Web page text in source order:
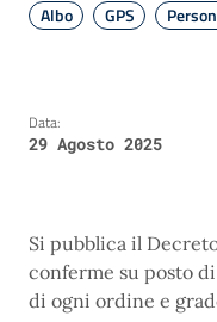
Albo
GPS
Data:
29 Agosto 2025
Si pubblica il
conferme su posto
di ogni ordine e